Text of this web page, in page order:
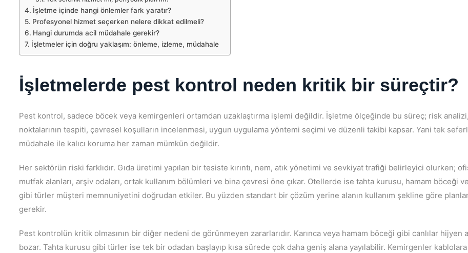
İşletme içinde hangi önlemler fark yaratır?
Profesyonel hizmet seçerken nelere dikkat edilmeli?
Hangi durumda acil müdahale gerekir?
İşletmeler için doğru yaklaşım: önleme, izleme, müdahale
İşletmelerde pest kontrol neden kritik bir süreçtir?
Pest kontrol, sadece böcek veya kemirgenleri ortamdan uzaklaştırma işlemi değildir. İşletme ölçeğinde bu süreç; risk
noktalarının tespiti, çevresel koşulların incelenmesi, uygun uygulama yöntemi seçimi ve düzenli takibi kapsar. Yani tek
müdahale ile kalıcı koruma her zaman mümkün değildir.
Her sektörün riski farklıdır. Gıda üretimi yapılan bir tesiste kırıntı, nem, atık yönetimi ve sevkiyat trafiği belirleyici olurken;
mutfak alanları, arşiv odaları, ortak kullanım bölümleri ve bina çevresi öne çıkar. Otellerde ise tahta kurusu, hamam böceği
gibi türler müşteri memnuniyetini doğrudan etkiler. Bu yüzden standart bir çözüm yerine alanın kullanım şekline göre
gerekir.
Pest kontrolün kritik olmasının bir diğer nedeni de görünmeyen zararlarıdır. Karınca veya hamam böceği gibi canlılar hijyen
bozar. Tahta kurusu gibi türler ise tek bir odadan başlayıp kısa sürede çok daha geniş alana yayılabilir. Kemirgenler